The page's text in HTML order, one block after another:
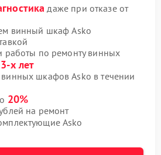
даже при отказе от
винный шкаф Asko
работы по ремонту винных
х лет
шкафов Asko в течении
20%
на ремонт
Asko